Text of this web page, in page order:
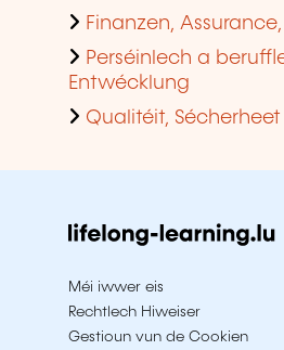
Finanzen,
Perséinlech a
Entwécklung
Qualitéit, Sécherheet
Méi iwwer eis
Rechtlech Hiweiser
Gestioun vun de Cookien